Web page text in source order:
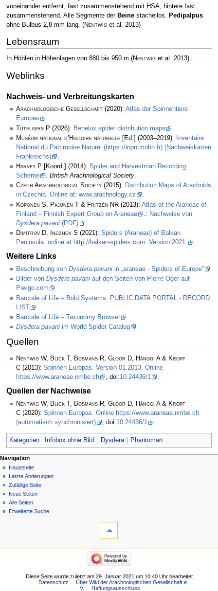
voneinander entfernt, fast zusammenstehend mit HSA, hintere fast
zusammenstehend. Alle Segmente der Beinestachellos.
Pedipalpus
ohne Bulbus 2,8 mm lang. (Nentwiget al. 2013)
Lebensraum
In Höhlen in Höhenlagen von 880 bis 950 m (Nentwiget al. 2013).
Weblinks
Nachweis- und Verbreitungskarten
Arachnologische Gesellschaft (2020): Atlas der Spinnentiere
Europas
.
Tutelaers P (2026): Benelux spider distribution maps
Muséum national d’Histoire naturelle [Ed.] (2003–2019):
Inventaire
National du Patrimoine Naturel (https://inpn.mnhn.fr) (Nachweiskarten
Frankreichs)
.
Harvey P [Koord.] (2014): Spider and Harvestman Recording
Scheme
. British Arachnological Society.
Czech Arachnological Society (2015): Distribution Maps of Arachnids
in Czechia. Online at: www.arachnology.cz
.
Koponen S, Pajunen T & Fritzén NR (2013): Atlas of the Araneae of
Finland – Finnish Expert Group on Araneae
.: Nachweise von
Dysdera pavani (PDF)
Dimitrov D, Indzhov S (2021): Spiders (Araneae) of Balkan
Peninsula. online at http://balkan-spiders.com. Version 2021.
.
Weitere Links
Beschreibung von Dysdera pavani in „araneae - Spiders of Europe”
Bilder von Dysdera pavani auf den Seiten von Pierre Oger auf
Piwigo.com
Barcode of Life – Bold Systems: PUBLIC DATA PORTAL - RECORD
LIST
Barcode of Life – Taxonomy Browser
Dysdera pavani im World Spider Catalog
Quellen
Nentwig W, Blick T, Bosmans R, Gloor D, Hänggi A & Kropf
C (2013): Spinnen Europas. Version 01.2013. Online
https://www.araneae.nmbe.ch
, doi:10.24436/1
Quellen der Nachweise
Nentwig W, Blick T, Bosmans R, Gloor D, Hänggi A & Kropf
C (2020): Spinnen Europas. Online https://www.araneae.nmbe.ch
(automatisch synchronisiert)
, doi:10.24436/1
Kategorien: Infobox ohne Bild Dysdera Phantomart
Navigation
Hauptseite
Letzte Änderungen
Zufällige Seite
Neue Seiten
Alle Seiten
Erweiterte Suche
Diese Seite wurde zuletzt am 29. Januar 2021 um 10:40 Uhr bearbeitet.
Datenschutz
Über Wiki der Arachnologischen Gesellschaft e.
V.
Haftungsausschluss